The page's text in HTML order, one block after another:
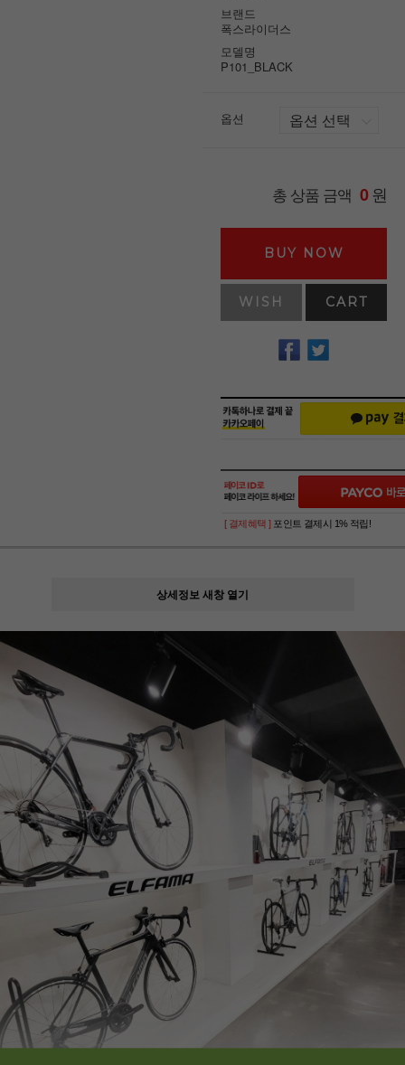
브랜드
폭스라이더스
모델명
P101_BLACK
옵션
총 상품 금액 0원
BUY NOW
WISH CART
페이코 ID로
[ 결제혜택 ] 포인트 결제시 1% 적립!
상세정보 새창 열기